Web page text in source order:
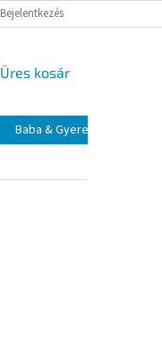
Bejelentkezés
KOSÁR
Üres kosár
Baba & Gyerek